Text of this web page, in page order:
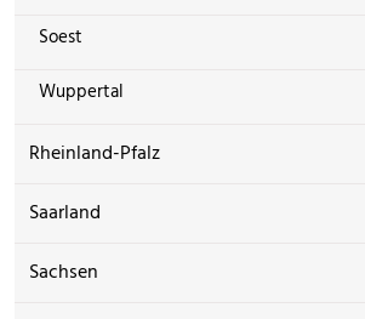
Soest
Wuppertal
Rheinland-Pfalz
Saarland
Sachsen